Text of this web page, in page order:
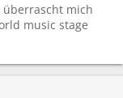
mich
music stage